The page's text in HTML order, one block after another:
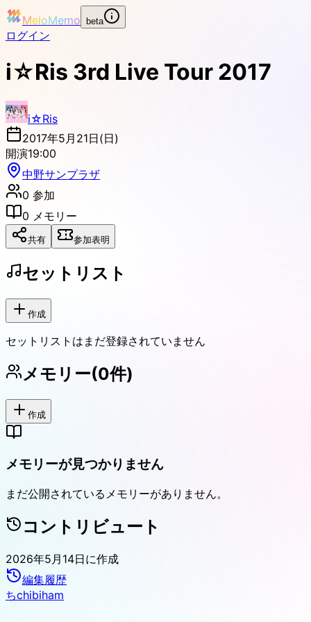
MeloMemo beta
ログイン
i☆Ris 3rd Live Tour 2017
i☆Ris
2017年5月21日(日)
開演19:00
中野サンプラザ
0 参加
0 メモリー
共有 参加表明
セットリスト
作成
セットリストはまだ登録されていません
メモリー(0件)
作成
メモリーが見つかりません
まだ公開されているメモリーがありません。
コントリビュート
2026年5月14日に作成
編集履歴
ちchibiham